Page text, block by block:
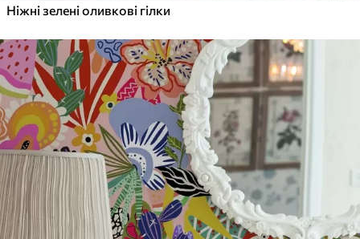
Ніжні зелені оливкові гілки